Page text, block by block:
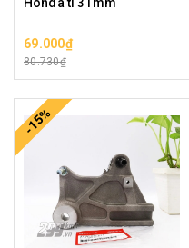
69.000₫
80.730₫
-15%